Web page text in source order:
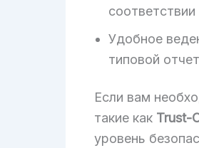
Удобное
типовой
Если вам
такие как Trust-
уровень